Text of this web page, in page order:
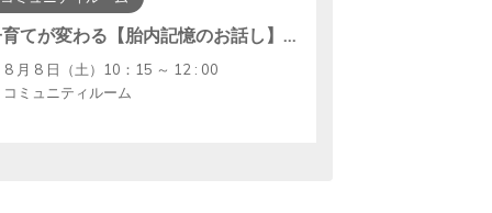
子育てが変わる【胎内記憶のお話し】〜胎児と子どもの心を知ろう〜
8 月 8 日（土）10：15 ～ 12 : 00
コミュニティルーム